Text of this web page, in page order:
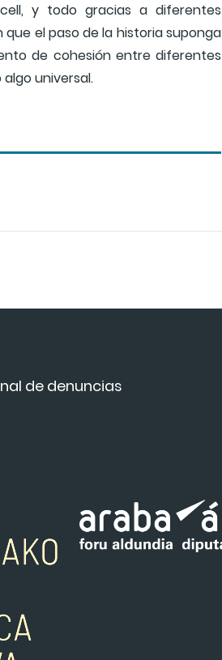
y todo gracias a diferentes
el paso de la historia suponga
de cohesión entre diferentes
universal.
de denuncias